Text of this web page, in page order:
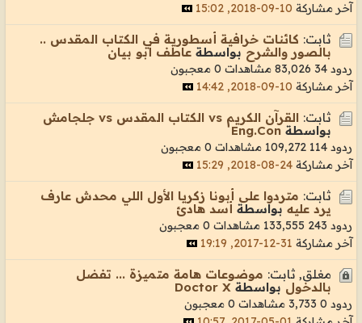
آخر مشاركة 10-09-2018, 15:02
ثابت: كائنات خرافية أسطورية في الكتاب المقدس ..
بالصور والشرح بواسطة عاطف أبو بيان
ردود 34 83,026 مشاهدات
0 معجبون
آخر مشاركة 10-09-2018, 14:42
ثابت: القرآن الكريم vs الكتاب المقدس vs جلجامش
بواسطة Eng.Con
ردود 114 109,272 مشاهدات
0 معجبون
آخر مشاركة 24-08-2018, 15:29
ثابت: متردوا على أبونا زكريا الأول اللي محدش عارف
يرد عليه بواسطة أسد هادئ
ردود 243 133,555 مشاهدات
0 معجبون
آخر مشاركة 31-12-2017, 19:19
مغلق, ثابت: موضوعات هامة متميزة ... تفضل
بالدخول بواسطة Doctor X
ردود 0 3,733 مشاهدات
0 معجبون